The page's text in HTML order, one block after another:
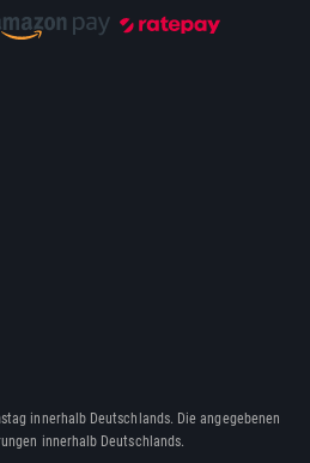
innerhalb Deutschlands. Die angegebenen
innerhalb Deutschlands.